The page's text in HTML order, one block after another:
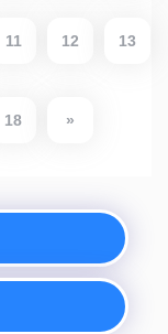
11 12 13
18 »